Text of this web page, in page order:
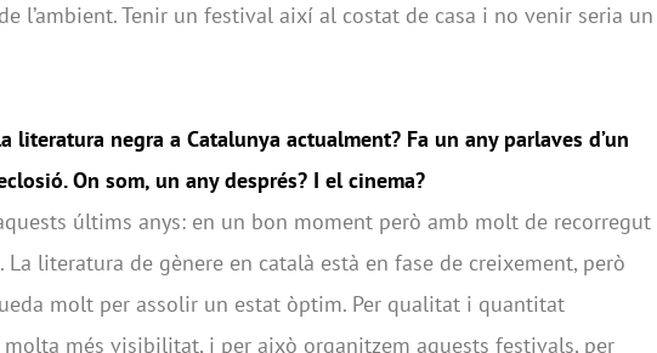
l’ambient. Tenir un festival així al costat de casa i no venir seria un
literatura negra a Catalunya actualment? Fa un any parlaves d’un
On som, un any després? I el cinema?
últims anys: en un bon moment però amb molt de recorregut
La literatura de gènere en català està en fase de creixement, però
molt per assolir un estat òptim. Per qualitat i quantitat
més visibilitat, i per això organitzem aquests festivals, per